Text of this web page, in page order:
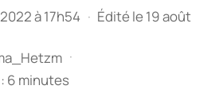
à 17h54 · Édité le 19 août
·
6 minutes